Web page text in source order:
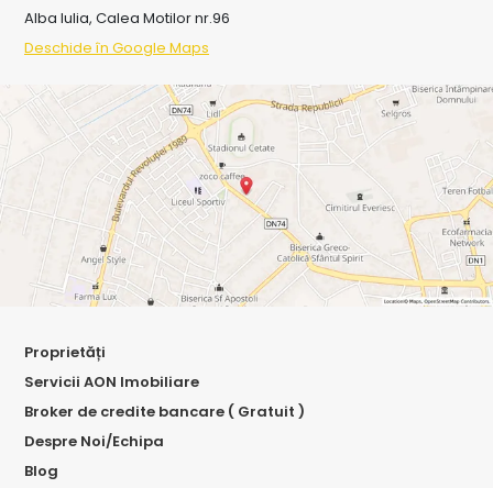
Alba Iulia, Calea Motilor nr.96
Deschide în Google Maps
Proprietăți
Servicii AON Imobiliare
Broker de credite bancare ( Gratuit )
Despre Noi/Echipa
Blog